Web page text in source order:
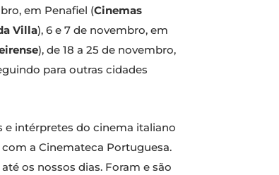
em Penafiel (Cinemas
Villa), 6 e 7 de novembro, em
), de 18 a 25 de novembro,
para outras cidades
e intérpretes do cinema italiano
a Cinemateca Portuguesa.
os nossos dias. Foram e são